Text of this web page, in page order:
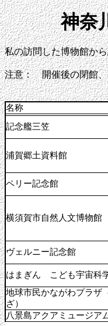
神奈川
私の訪問した博物館か
注意： 開催後の閉館、
名称
記念艦三笠
浦賀郷土資料館
ペリー記念館
横須賀市自然人文博物館
ヴェルニー記念館
はまぎん こども宇宙科
地球市民かながわプラザ
ざ）
八景島アクアミュージア